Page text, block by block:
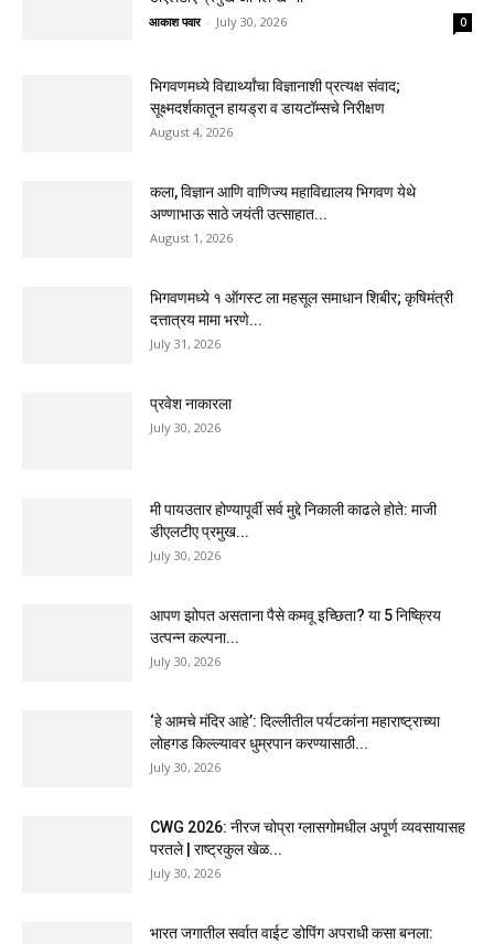
आकाश पवार - July 30, 2026 0
भिगवणमध्ये विद्यार्थ्यांचा विज्ञानाशी प्रत्यक्ष संवाद;
सूक्ष्मदर्शकातून हायड्रा व डायटॉम्सचे निरीक्षण
August 4, 2026
कला, विज्ञान आणि वाणिज्य महाविद्यालय भिगवण येथे
अण्णाभाऊ साठे जयंती उत्साहात...
August 1, 2026
भिगवणमध्ये १ ऑगस्ट ला महसूल समाधान शिबीर; कृषिमंत्री
दत्तात्रय मामा भरणे...
July 31, 2026
प्रवेश नाकारला
July 30, 2026
मी पायउतार होण्यापूर्वी सर्व मुद्दे निकाली काढले होते: माजी
डीएलटीए प्रमुख...
July 30, 2026
आपण झोपत असताना पैसे कमवू इच्छिता? या 5 निष्क्रिय
उत्पन्न कल्पना...
July 30, 2026
‘हे आमचे मंदिर आहे’: दिल्लीतील पर्यटकांना महाराष्ट्राच्या
लोहगड किल्ल्यावर धुम्रपान करण्यासाठी...
July 30, 2026
CWG 2026: नीरज चोप्रा ग्लासगोमधील अपूर्ण व्यवसायासह
परतले | राष्ट्रकुल खेळ...
July 30, 2026
भारत जगातील सर्वात वाईट डोपिंग अपराधी कसा बनला: